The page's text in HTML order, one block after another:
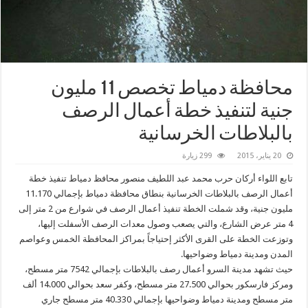
محافظة دمياط تخصص 11 مليون
جنية لتنفيذ خطة أعمال الرصف
بالبلاطات الخرسانية
20 يناير، 2015 299 زيارة
تابع اللواء أركان حرب محمد عبد اللطيف منصور محافظ دمياط تنفيذ خطة
أعمال الرصف بالبلاطات الخرسانية بنطاق محافظة دمياط بإجمالي 11.170
مليون جنية، وقد شملت الخطة تنفيذ أعمال الرصف في شوارع من 2 متر إلى
4 متر عرض الشارع، والتي يصعب وصول معدات الرصف الأسفلت إليها،
وتوزعت الخطة على القرى الأكثر إحتياجاً بمراكز المحافظة الخمس وعواصم
المدن ومدينة دمياط وضواحيها.
حيث تشهد مدينة السرو أعمال رصف بالبلاطات بإجمالي 7542 متر مسطح،
ومركز فارسكور بحوالي 27.500 متر مسطح، وكفر سعد بحوالي 14.000 ألف
متر مسطح ومدينة دمياط وضواحيها بإجمالي 40.330 متر مسطح جاري